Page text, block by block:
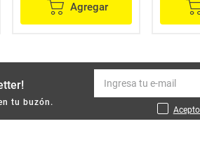
Agregar
tu buzón.